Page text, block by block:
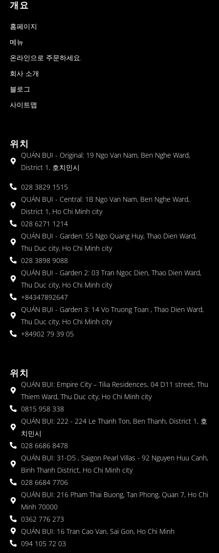
개요
홈페이지
메뉴
온라인으로 주문하세요.
회사 소개
블로그
사이트맵
위치
QUÁN BỤI - Original: 19 Ngo Van Nam, Ben Nghe Ward,
District 1, 호치민시
028 3829 1515
QUÁN BỤI - Central: 1B Ngo Van Nam, Ben Nghe Ward,
District 1, Ho Chi Minh city
028 6271 1214
QUÁN BỤI - Garden: 55 Ngo Quang Huy, Thao Dien Ward,
Thu Duc city, Ho Chi Minh city
028 3898 9088
QUÁN BỤI - Garden 2: 03 Tran Ngoc Dien, Thao Dien Ward,
Thu Duc city, Ho Chi Minh city
+84347892647
QUÁN BỤI - Garden 3: 14 Vo Truong Toan , Thao Dien Ward,
Thu Duc city, Ho Chi Minh city
+84902 79 39 05
위치
QUÁN BỤI: Empire City – Tilia Residences, 04 D11 street, Thu
Thiem Ward, Thu Duc city, Ho Chi Minh city
0815 958 338
QUÁN BỤI: 222 - 224 Le Thanh Ton, Ben Thanh, District 1, 호
치민시
028 6686 8478
QUÁN BỤI: 31-D5 , Saigon Pearl Villas - 92 Nguyen Huu Canh,
Binh Thanh District, Ho Chi Minh city
028 6684 7706
QUÁN BỤI: 216 Pham Thai Buong, Tan Phong, Quan 7, Ho Chi
Minh 70000
0362 776 273
QUÁN BỤI: 16 Tran Cao Van, Sai Gon, Ho Chi Minh
094 105 72 03